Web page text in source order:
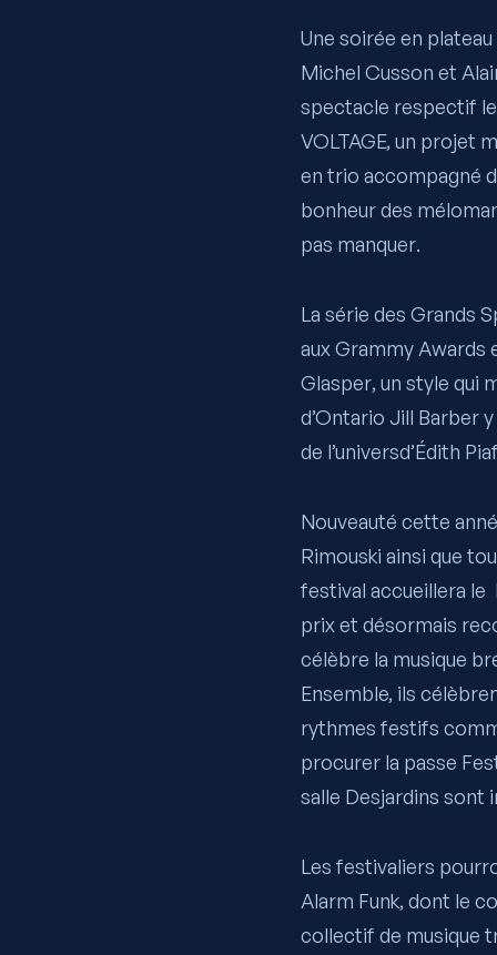
Une soirée en
Michel Cusson et
spectacle respectif le
VOLTAGE, un projet
en trio accompagné
bonheur des
pas manquer.
La série des Grands
aux Grammy Awards
Glasper, un style qui
d’Ontario Jill Barbery
de l’universd’Édith
Nouveauté cette
Rimouski ainsi que
festival accueillera le
prix et désormais
célèbre la musique
Ensemble, ils
rythmes festifs
procurer la passe
salle Desjardins sont
Les festivaliers
Alarm Funk, dont le
collectif de musique